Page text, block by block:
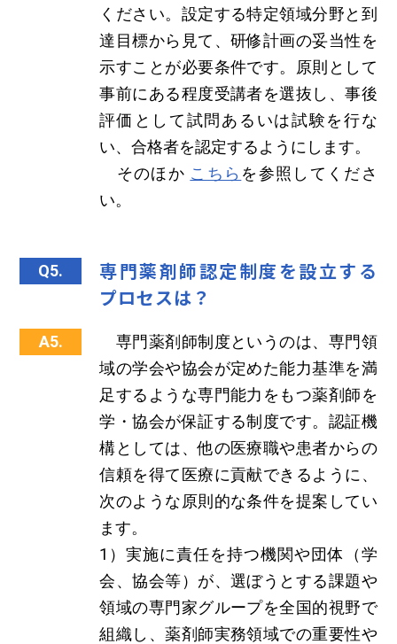
ください。設定する特定領域分野と到
達目標から見て、研修計画の妥当性を
示すことが必要条件です。原則として
事前にある程度受講者を選抜し、事後
評価として試問あるいは試験を行な
い、合格者を認定するようにします。
そのほか こちら を参照してくださ
い。
Q5.
専門薬剤師認定制度を設立する
プロセスは？
A5.
専門薬剤師制度というのは、専門領
域の学会や協会が定めた能力基準を満
足するような専門能力をもつ薬剤師を
学・協会が保証する制度です。認証機
構としては、他の医療職や患者からの
信頼を得て医療に貢献できるように、
次のような原則的な条件を提案してい
ます。
1）実施に責任を持つ機関や団体（学
会、協会等）が、選ぼうとする課題や
領域の専門家グループを全国的視野で
組織し、薬剤師実務領域での重要性や